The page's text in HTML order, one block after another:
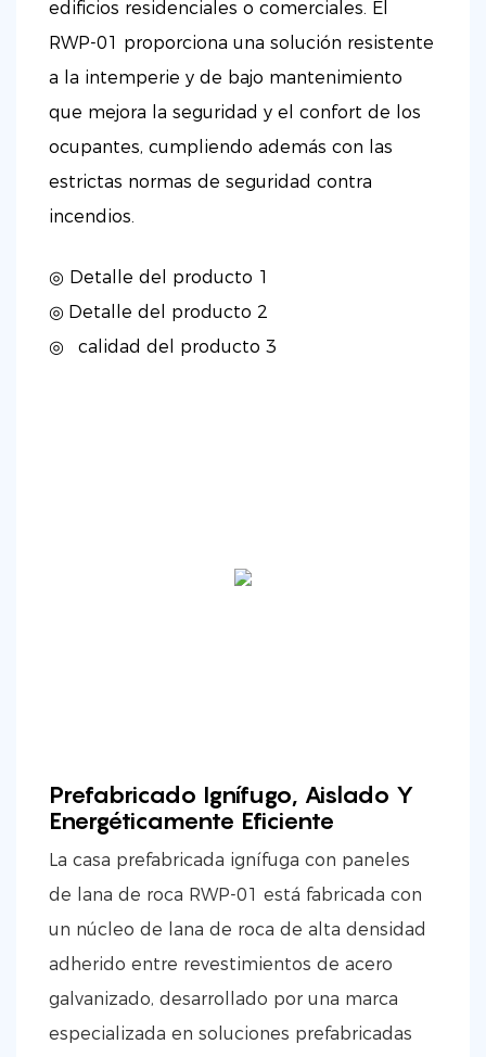
edificios residenciales o comerciales. El
RWP-01 proporciona una solución resistente
a la intemperie y de bajo mantenimiento
que mejora la seguridad y el confort de los
ocupantes, cumpliendo además con las
estrictas normas de seguridad contra
incendios.
◎ Detalle del producto 1
◎ Detalle del producto 2
◎
calidad del producto 3
Prefabricado Ignífugo, Aislado Y
Energéticamente Eficiente
La casa prefabricada ignífuga con paneles
de lana de roca RWP-01 está fabricada con
un núcleo de lana de roca de alta densidad
adherido entre revestimientos de acero
galvanizado, desarrollado por una marca
especializada en soluciones prefabricadas